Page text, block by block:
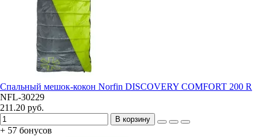
Спальный мешок-кокон Norfin DISCOVERY COMFORT 200 R
NFL-30229
211.20 руб.
В корзину
+ 57 бонусов